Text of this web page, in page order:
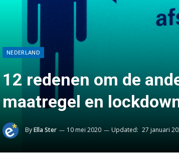
NEDERLAND
12 redenen om de
maatregel en
ByElla Ster 10 mei 2020 Updated: 27 januari